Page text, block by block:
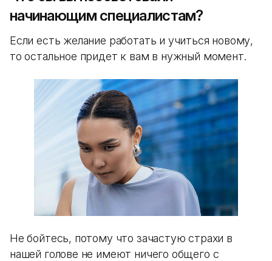
начинающим специалистам?
Если есть желание работать и учиться новому,
то остальное придет к вам в нужный момент.
Не бойтесь, потому что зачастую страхи в
нашей голове не имеют ничего общего с